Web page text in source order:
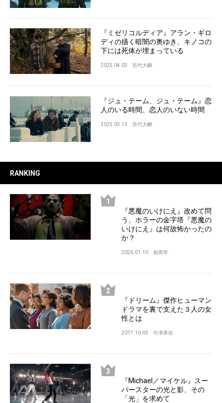
『ミゼリコルディア』アラン・ギロ
ディの描く暗闇の奥ゆき、キノコの
下には死体が埋まっている
2025.04.03 宮代大嗣
『ジュ・テーム、ジュ・テーム』恋
人のいる時間、恋人のいない時間
2025.03.13 宮代大嗣
RANKING
『悪魔のいけにえ』改めて問
う、ホラーの金字塔『悪魔の
いけにえ』は何故怖かったの
か？
2026.01.10 相馬学
『ドリーム』傑作ヒューマン
ドラマを裏で支えた３人の女
性とは
2017.10.03 牛津厚信
『Michael／マイケル』スー
パースターの光と影、その
「光」を求めて